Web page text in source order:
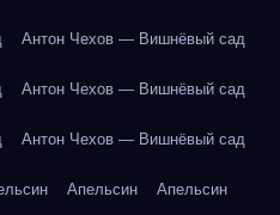
Антон Чехов — Вишнёвый сад
Антон Чехов — Вишнёвый сад
Антон Чехов — Вишнёвый сад
Апельсин Апельсин